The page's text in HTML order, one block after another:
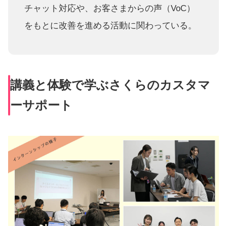
チャット対応や、お客さまからの声（VoC）
をもとに改善を進める活動に関わっている。
講義と体験で学ぶさくらのカスタマ
ーサポート